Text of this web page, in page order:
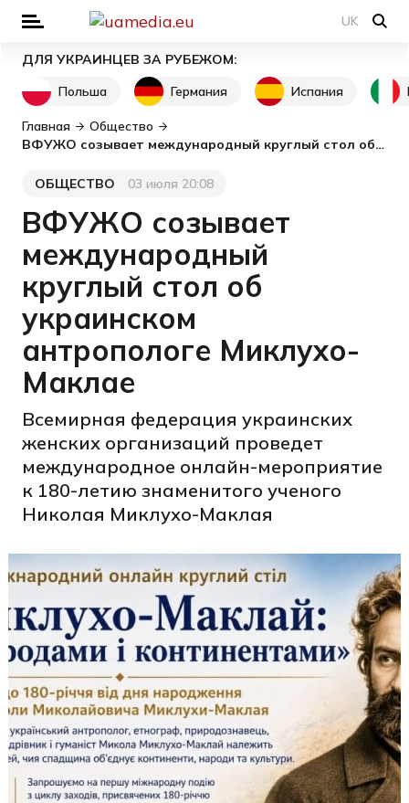
UK
ДЛЯ УКРАИНЦЕВ ЗА РУБЕЖОМ:
Польша
Германия Испания
Главная
Общество
ВФУЖО созывает международный круглый стол об украинском антропологе Миклухо-Маклае
Категория
ОБЩЕСТВО
Дата публикации
03 июля 20:08
ВФУЖО созывает
международный
круглый стол об
украинском
антропологе Миклухо-
Маклае
Всемирная федерация украинских
женских организаций проведет
международное онлайн-мероприятие
к 180-летию знаменитого ученого
Николая Миклухо-Маклая